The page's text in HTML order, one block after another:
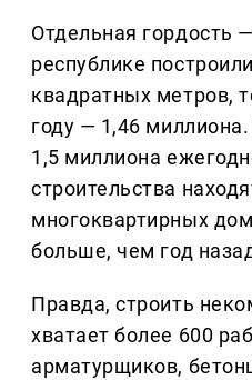
Отдельная гордость
республике
квадратных метров,
году — 1,46
1,5 миллиона
строительства
многоквартирных
больше, чем год
Правда, строить
хватает более 600
арматурщиков,